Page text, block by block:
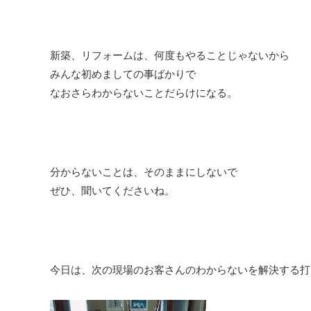
新築、リフォームは、何度もやることじゃないから
みんな初めましての事ばかりで
なおさらわからないことだらけになる。
分からないことは、そのままにしないで
ぜひ、聞いてくださいね。
今日は、次の現場のお客さんのわからないを解決する打